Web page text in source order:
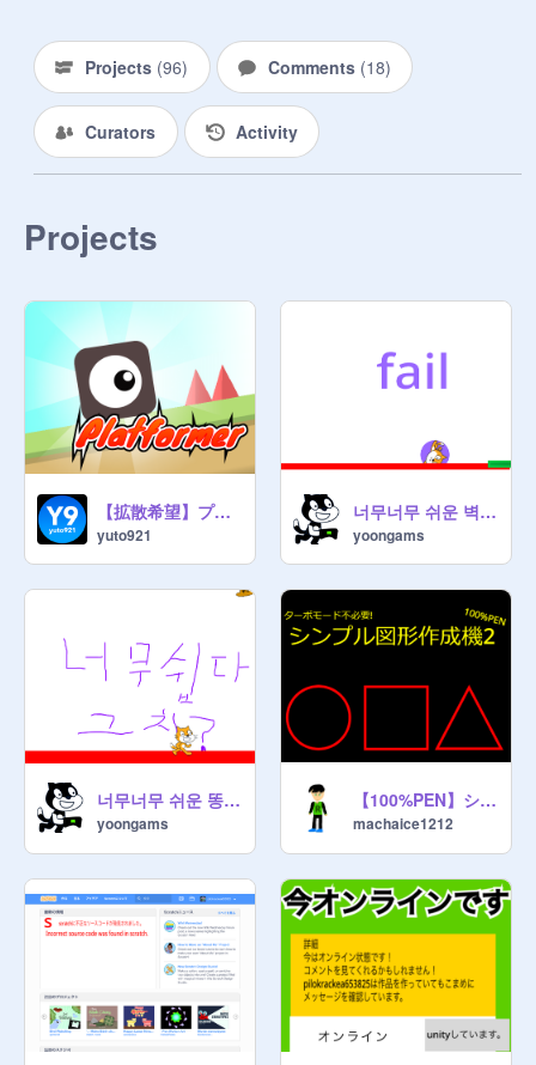
Projects (96) Comments (18)
Curators Activity
Projects
【拡散希望】プラットフォーマー ver 2.02
yuto921
너무너무 쉬운 벽돌깨기
yoongams
너무너무 쉬운 똥 피하기
yoongams
【100%PEN】シンプル図形作成機2
machaice1212